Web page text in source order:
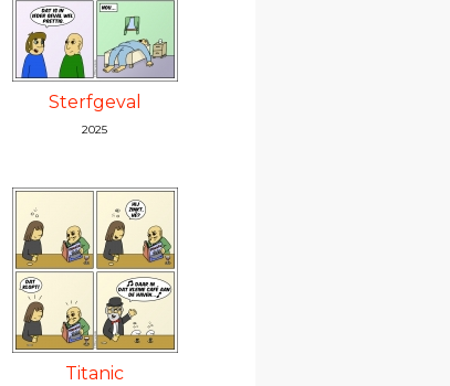
Sterfgeval
2025
Titanic